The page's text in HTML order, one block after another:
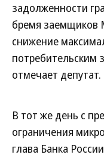
задолженности
бремя заемщиков
снижение
потребительским
отмечает депутат.
В тот же день с
ограничения
глава Банка